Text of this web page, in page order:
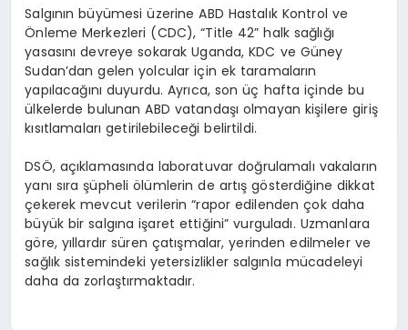
Salgının büyümesi üzerine ABD Hastalık Kontrol ve
Önleme Merkezleri (CDC), “Title 42” halk sağlığı
yasasını devreye sokarak Uganda, KDC ve Güney
Sudan’dan gelen yolcular için ek taramaların
yapılacağını duyurdu. Ayrıca, son üç hafta içinde bu
ülkelerde bulunan ABD vatandaşı olmayan kişilere giriş
kısıtlamaları getirilebileceği belirtildi.
DSÖ, açıklamasında laboratuvar doğrulamalı vakaların
yanı sıra şüpheli ölümlerin de artış gösterdiğine dikkat
çekerek mevcut verilerin “rapor edilenden çok daha
büyük bir salgına işaret ettiğini” vurguladı. Uzmanlara
göre, yıllardır süren çatışmalar, yerinden edilmeler ve
sağlık sistemindeki yetersizlikler salgınla mücadeleyi
daha da zorlaştırmaktadır.